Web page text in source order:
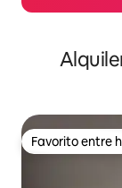
Favorito entre
Favorito entre